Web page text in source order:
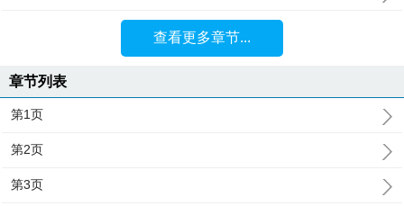
查看更多章节...
章节列表
第1页
第2页
第3页